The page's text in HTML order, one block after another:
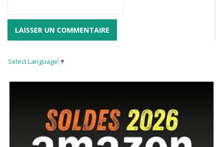
Select Language ▼